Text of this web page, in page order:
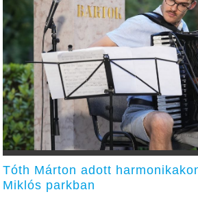
Tóth Márton adott
Miklós parkban